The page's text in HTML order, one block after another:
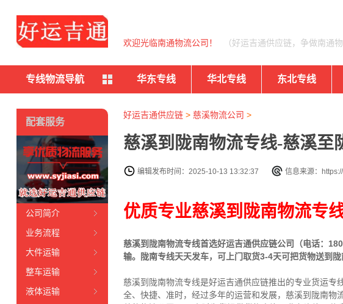
欢迎光临南通物流公司！ （好运吉通供应链，争做南通
专线物流导航 华东专线 华北专线 东北专线
好运吉通供应链> 慈溪物流公司 >
慈溪到陇南物流专线-慈溪至
编辑发布时间：2025-10-13 13:32:37 信息来源：
优质专业慈溪到陇南物流专
慈溪到 陇南物流专线首选好运吉通供应链公司（电话：
输。
陇南专线天天发车，可上门取货3-4天可把货物送到
慈溪到陇南物流专线是好运吉通供应链推出的专业货运
全、快捷、准时，经过多年的运营和发展，慈溪到陇南
配套服务
公司简介
业务流程
大件运输
整车运输
液体运输